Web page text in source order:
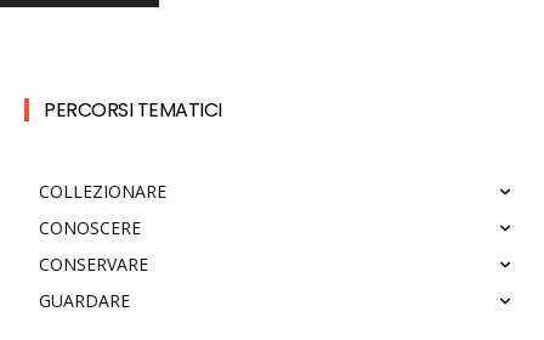
PERCORSI TEMATICI
COLLEZIONARE
CONOSCERE
CONSERVARE
GUARDARE